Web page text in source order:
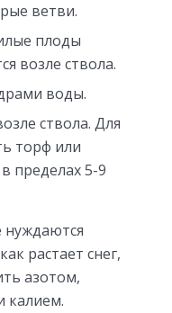
ветви.
плоды
возле ствола.
воды.
ствола. Для
торф или
пределах 5-9
растает снег,
азотом,
калием.